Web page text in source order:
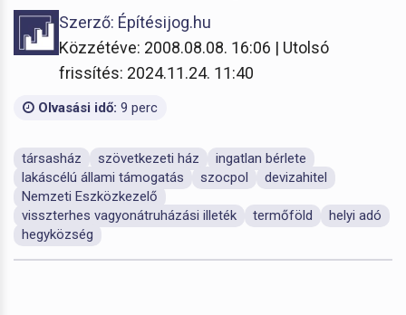
Szerző: Építésijog.hu
Közzétéve: 2008.08.08. 16:06 | Utolsó
frissítés: 2024.11.24. 11:40
Olvasási idő: 9 perc
társasház szövetkezeti ház
ingatlan bérlete
lakáscélú állami támogatás
szocpol
devizahitel
Nemzeti Eszközkezelő
visszterhes vagyonátruházási illeték
termőföld
helyi adó
hegyközség